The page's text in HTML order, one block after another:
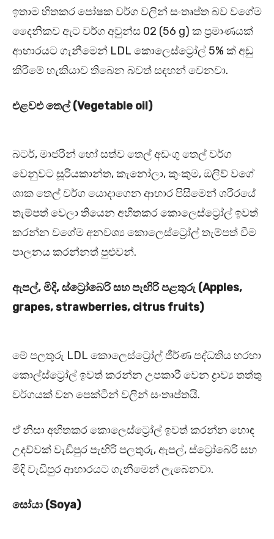
ඉතාම හිතකර පෝෂක වර්ග වලින් සංතෘප්ත බව වගේම
දෛනිකව ඇට වර්ග අවුන්ස 02 (56 g) ක ප්‍රමාණයක්
ආහාරයට ගැනීමෙන් LDL කොලෙස්ට්‍රෝල් 5% ක් අඩු
කිරීමේ හැකියාව තිබෙන බවත් සඳහන් වෙනවා.
එළවළු තෙල් (Vegetable oil)
බටර්, මාජරින් හෝ සත්ව තෙල් අඩංගු තෙල් වර්ග
වෙනුවට සූරියකාන්ත, කැනෝලා, කුංකුම, ඔලිව් වගේ
ශාක තෙල් වර්ග යොදාගෙන ආහාර පිසීමෙන් ශරීරයේ
තැම්පත් වෙලා තියෙන අහිතකර කොලෙස්ට්‍රෝල් ඉවත්
කරන්න වගේම අනවශ්‍ය කොලෙස්ට්‍රෝල් තැම්පත් වීම
පාලනය කරන්නත් පුළුවන්.
ඇපල්, මිදි, ස්ට්‍රෝබෙරි සහ පැඟිරි පළතුරු (Apples,
grapes, strawberries, citrus fruits)
මේ පලතුරු LDL කොලෙස්ට්‍රෝල් ජීර්ණ පද්ධතිය හරහා
කොල්ස්ට්‍රෝල් ඉවත් කරන්න උපකාරී වෙන ද්‍රාව්‍ය තත්තු
වර්ගයක් වන පෙක්ටීන් වලින් සංතෘප්තයි.
ඒ නිසා අහිතකර කොලෙස්ට්‍රෝල් ඉවත් කරන්න හොඳ
උදව්වක් වැඩිපුර පැඟිරි පලතුරු, ඇපල්, ස්ට්‍රෝබෙරි සහ
මිදි වැඩිපුර ආහාරයට ගැනීමෙන් ලැබෙනවා.
සෝයා (Soya)